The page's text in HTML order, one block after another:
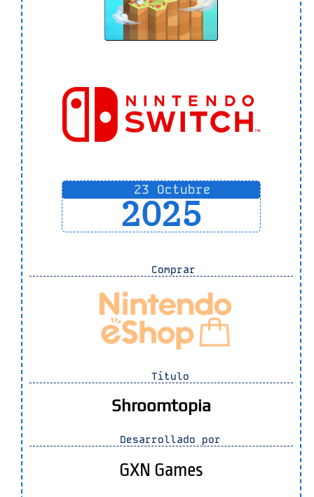
23 Octubre
2025
Comprar
Título
Shroomtopia
Desarrollado por
GXN Games